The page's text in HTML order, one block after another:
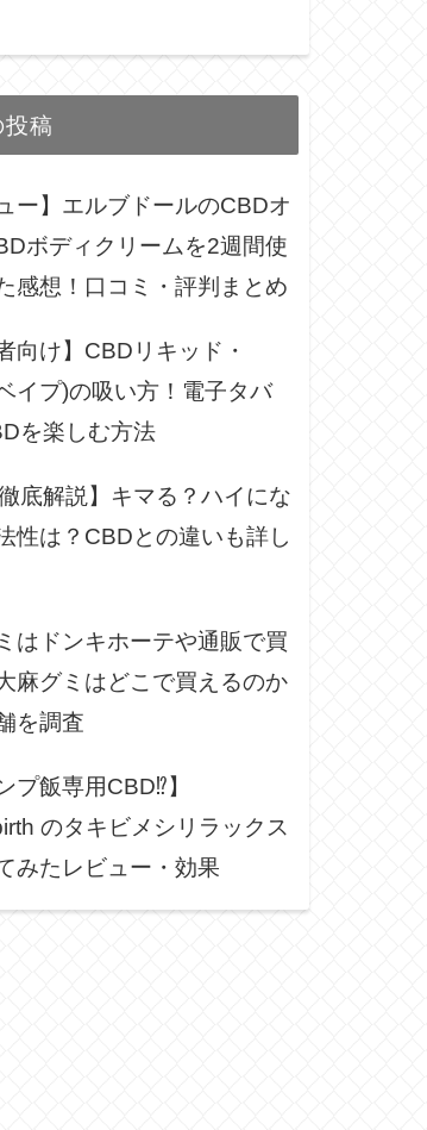
稿
ー】エルブドールのCBDオ
ボディクリームを2週間使
感想！口コミ・評判まとめ
向け】CBDリキッド・
イプ)の吸い方！電子タバ
を楽しむ方法
徹底解説】キマる？ハイにな
性は？CBDとの違いも詳し
はドンキホーテや通販で買
麻グミはどこで買えるのか
を調査
プ飯専用CBD⁉】
のタキビメシリラックス
みたレビュー・効果